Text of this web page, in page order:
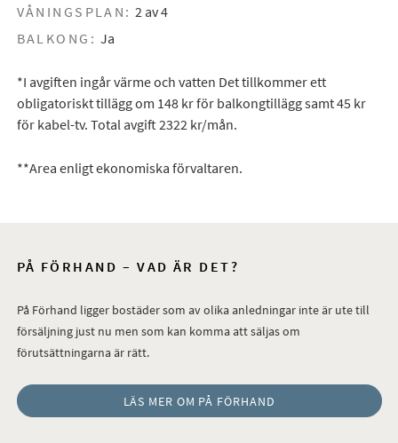
VÅNINGSPLAN: 2 av 4
BALKONG: Ja
*I avgiften ingår värme och vatten Det tillkommer ett
obligatoriskt tillägg om 148 kr för balkongtillägg samt 45 kr
för kabel-tv. Total avgift 2322 kr/mån.
**Area enligt ekonomiska förvaltaren.
PÅ FÖRHAND – VAD ÄR DET?
På Förhand ligger bostäder som av olika anledningar inte är ute till
försäljning just nu men som kan komma att säljas om
förutsättningarna är rätt.
LÄS MER OM PÅ FÖRHAND